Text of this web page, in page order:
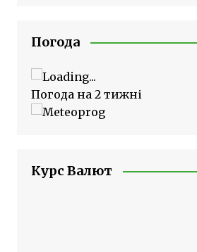
Погода
Погода на 2 тижні
Курс Валют